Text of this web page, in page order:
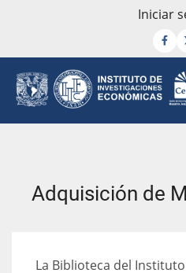
principal
de
de
Iniciar
Adquisición de
La Biblioteca del